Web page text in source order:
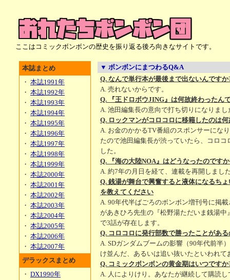
ここはコミックボンボンの歴史を振り返る後ろ向きなサイトです。
本誌まとめ
・ 本誌1991年
・ 本誌1992年
・ 本誌1993年
・ 本誌1994年
・ 本誌1995年
・ 本誌1996年
・ 本誌1997年
・ 本誌1998年
・ 本誌1999年
・ 本誌2000年
・ 本誌2001年
・ 本誌2002年
・ 本誌2003年
・ 本誌2004年
・ 本誌2005年
・ 本誌2006年
・ 本誌2007年
デラックスまとめ
・ DX1990年
▼ ボンボンにまつわるQ&A
Q. なんで単行本が最後まで出ないんですか
A. 売れないからです。
Q. 『王ドロボウJING』は何故終わったん
A. 池田編集長の意向で打ち切りになりまし
Q. ロックマンがコロコロに移籍したのは
A. お金のかかるTV番組のスポンサーにな
たので池田編集長が渋っていたら、コロコ
した。
Q. 『海の大陸NOA』はどうなったのです
A. 約7年の月日を経て、連載を再開しまし
Q. 銭湯が舞台で興奮すると液体になるち
を教えてください
A. 90年代半ばごろのボンボン増刊号に掲
があきひろ先生の『松野湯ただいま銭湯中
で3話が存在します。
Q. コロコロに発行部数で勝ったことがあ
A. SDガンダムブームの影響（90年代前半
け並んだ、あるいは追い抜いたといわれて
Q. コミックボンボンの黄金期はいつですか
A. 人によりけり。あなたが継続して購読